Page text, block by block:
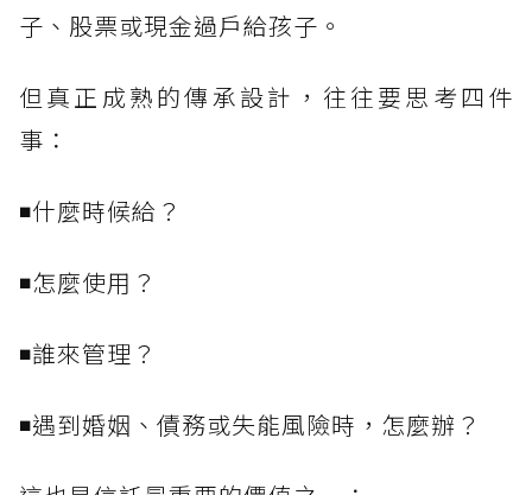
子、股票或現金過戶給孩子。
但真正成熟的傳承設計，往往要思考四件
事：
◾什麼時候給？
◾怎麼使用？
◾誰來管理？
◾遇到婚姻、債務或失能風險時，怎麼辦？